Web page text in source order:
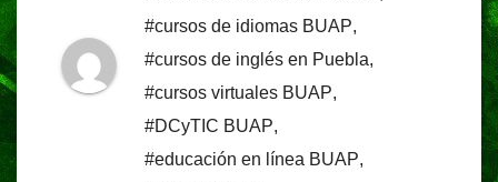
#cursos de idiomas BUAP,
#cursos de inglés en Puebla,
#cursos virtuales BUAP,
#DCyTIC BUAP,
#educación en línea BUAP,